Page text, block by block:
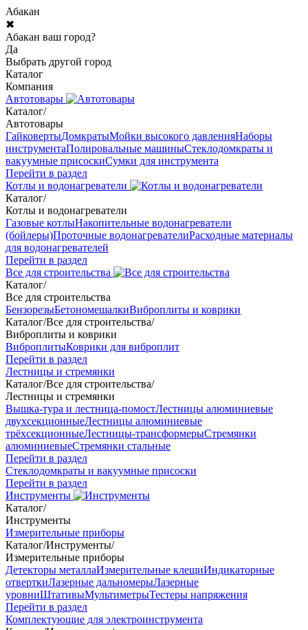
Абакан
✖
Абакан ваш город?
Да
Выбрать другой город
Каталог
Компания
Автотовары
Каталог/
Автотовары
ГайковертыДомкратыМойки высокого давленияНаборы
инструментаПолировальные машиныСтеклодомкраты и
вакуумные присоскиСумки для инструмента
Перейти в раздел
Котлы и водонагреватели
Каталог/
Котлы и водонагреватели
Газовые котлыНакопительные водонагреватели
(бойлеры)Проточные водонагревателиРасходные материалы
для водонагревателей
Перейти в раздел
Все для строительства
Каталог/
Все для строительства
БензорезыБетономешалкиВиброплиты и коврики
Каталог/Все для строительства/
Виброплиты и коврики
ВиброплитыКоврики для виброплит
Перейти в раздел
Лестницы и стремянки
Каталог/Все для строительства/
Лестницы и стремянки
Вышка-тура и лестница-помостЛестницы алюминиевые
двухсекционныеЛестницы алюминиевые
трёхсекционныеЛестницы-трансформерыСтремянки
алюминиевыеСтремянки стальные
Перейти в раздел
Стеклодомкраты и вакуумные присоски
Перейти в раздел
Инструменты
Каталог/
Инструменты
Измерительные приборы
Каталог/Инструменты/
Измерительные приборы
Детекторы металлаИзмерительные клещиИндикаторные
отверткиЛазерные дальномерыЛазерные
уровниШтативыМультиметрыТестеры напряжения
Перейти в раздел
Комплектующие для электроинструмента